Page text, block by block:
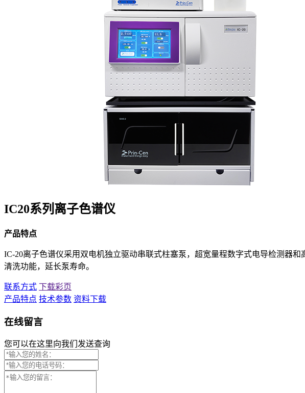
IC20系列离子色谱仪
产品特点
IC-20离子色谱仪采用双电机独立驱动串联式柱塞泵，超宽量程数字式电导检测器
清洗功能，延长泵寿命。
联系方式 下载彩页
产品特点 技术参数 资料下载
在线留言
您可以在这里向我们发送查询